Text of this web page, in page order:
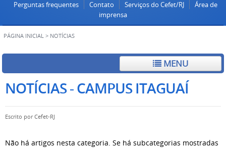
Perguntas frequentes Contato Serviços do Cefet/RJ
Área de
imprensa
PÁGINA INICIAL > NOTÍCIAS
MENU
NOTÍCIAS - CAMPUS ITAGUAÍ
Escrito porCefet-RJ
Não há artigos nesta categoria. Se há subcategorias mostradas